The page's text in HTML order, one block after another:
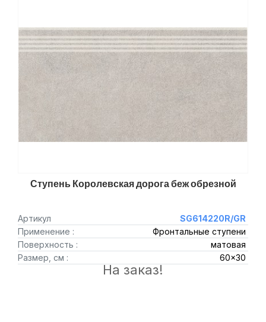
Ступень Королевская дорога беж обрезной
Артикул
SG614220R/GR
Применение :
Фронтальные ступени
Поверхность :
матовая
Размер, см :
60x30
На заказ!